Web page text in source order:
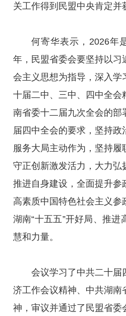
关工作得到民盟中央肯定并
何寄华表示，2026年
年，民盟省委会要坚持以习
会主义思想为指导，深入学
十届二中、三中、四中全会
南省委十二届九次全会的部
届四中全会的要求，坚持
服务大局主动作为，坚持
守正创新激发活力，大力弘
推进自身建设，全面提升参
高素质中国特色社会主义参
湖南“十五五”开好局、推进
慧和力量。
会议学习了中共二十届
济工作会议精神、中共湖南
神，审议并通过了民盟省委